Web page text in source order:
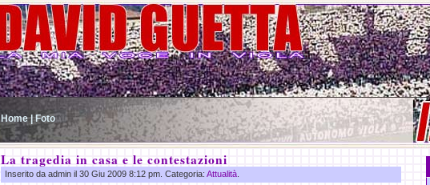
Home | Foto
La tragedia in casa e le contestazioni
Inserito da admin il 30 Giu 2009 8:12 pm. Categoria: Attualità